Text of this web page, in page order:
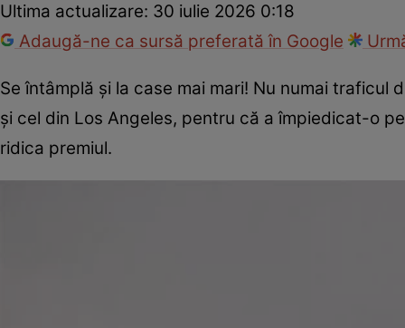
Ultima actualizare: 30 iulie 2026 0:18
Adaugă-ne ca sursă preferată în Google
Se întâmplă și la case mai mari! Nu numai traficul
și cel din Los Angeles, pentru că a împiedicat-o
ridica premiul.